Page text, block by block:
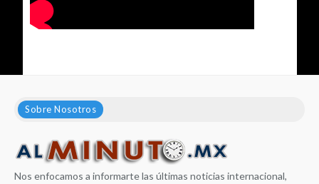
Sobre Nosotros
Nos enfocamos a informarte las últimas noticias internacional,